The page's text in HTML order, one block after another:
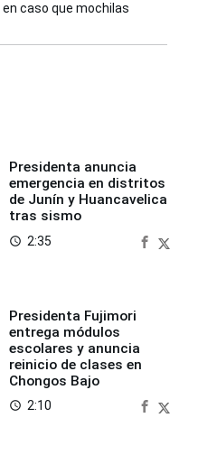
caso que mochilas
Presidenta anuncia
emergencia en distritos
de Junín y Huancavelica
tras sismo
access_time 2:35
Presidenta Fujimori
entrega módulos
escolares y anuncia
reinicio de clases en
Chongos Bajo
access_time 2:10